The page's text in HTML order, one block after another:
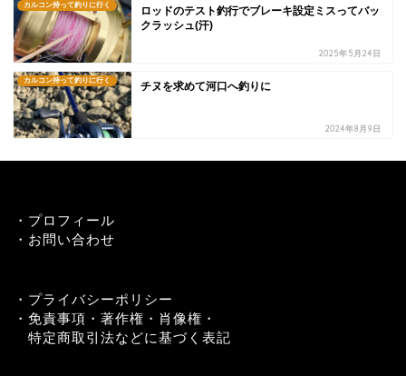
カルコン持って釣りに行く
ロッドのテスト釣行でブレーキ設定ミスってバッ
クラッシュ(汗)
2025年5月24日
カルコン持って釣りに行く チヌを求めて河口へ釣りに
2024年8月9日
・ プロフィール
・ お問い合わせ
・ プライバシーポリシー
・ 免責事項・著作権・肖像権・
特定商取引法などに基づく表記